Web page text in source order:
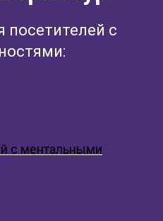
посетителей с
с ментальными